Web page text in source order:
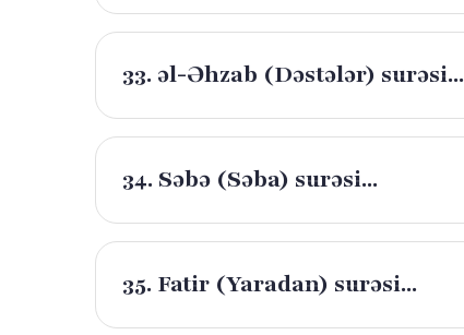
33. əl-Əhzab (Dəstələr) surəsi...
34. Səbə (Səba) surəsi...
35. Fatir (Yaradan) surəsi...